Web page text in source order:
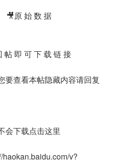
🎥原 始 数 据
帖 即 可 下 载 链 接
要查看本帖隐藏内容请回复
会下载点击这里
haokan.baidu.com/v?